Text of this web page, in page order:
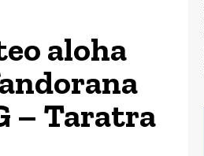
aloha
– Taratra